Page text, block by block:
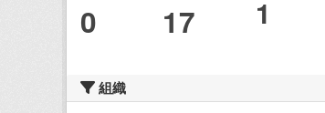
0 17 1
組織